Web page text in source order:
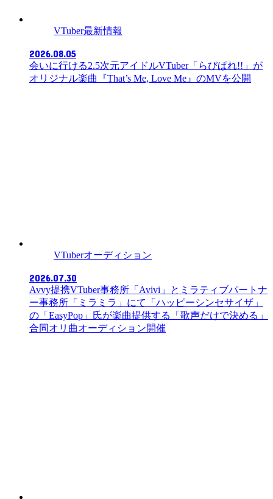
VTuber最新情報
2026.08.05
会いに行ける2.5次元アイドルVTuber「らびぱれ!!」が
オリジナル楽曲『That’s Me, Love Me』のMVを公開
VTuberオーディション
2026.07.30
Avvy提携VTuber事務所「Avivi」とミラティブパートナ
ー事務所「ミラミラ」にて「ハッピーシンセサイザ」
の「EasyPop」氏が楽曲提供する「歌声だけで決める」
合同オリ曲オーディション開催